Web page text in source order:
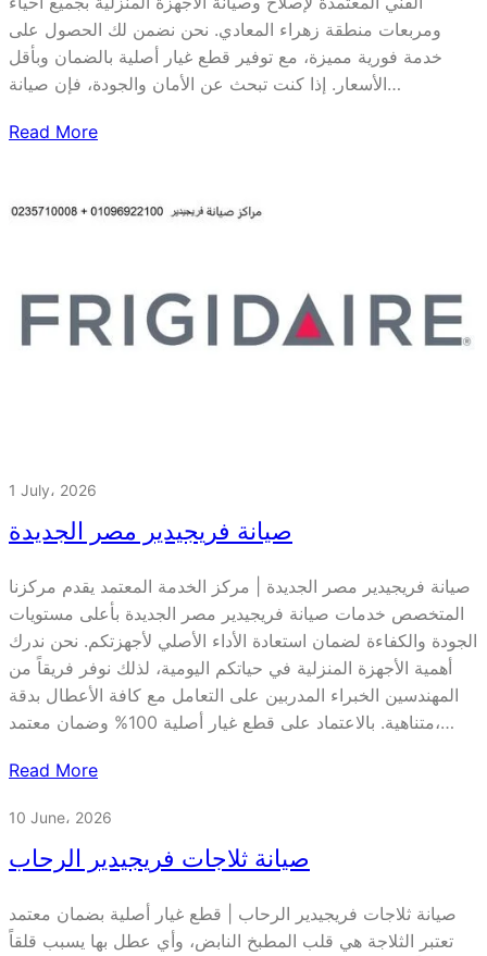
ومربعات منطقة زهراء المعادي. نحن نضمن لك الحصول على
خدمة فورية مميزة، مع توفير قطع غيار أصلية بالضمان وبأقل
الأسعار. إذا كنت تبحث عن الأمان والجودة، فإن صيانة…
Read More
1 July، 2026
صيانة فريجيدير مصر الجديدة
صيانة فريجيدير مصر الجديدة | مركز الخدمة المعتمد يقدم مركزنا
المتخصص خدمات صيانة فريجيدير مصر الجديدة بأعلى مستويات
الجودة والكفاءة لضمان استعادة الأداء الأصلي لأجهزتكم. نحن ندرك
أهمية الأجهزة المنزلية في حياتكم اليومية، لذلك نوفر فريقاً من
المهندسين الخبراء المدربين على التعامل مع كافة الأعطال بدقة
متناهية. بالاعتماد على قطع غيار أصلية 100% وضمان معتمد،…
Read More
10 June، 2026
صيانة ثلاجات فريجيدير الرحاب
صيانة ثلاجات فريجيدير الرحاب | قطع غيار أصلية بضمان معتمد
تعتبر الثلاجة هي قلب المطبخ النابض، وأي عطل بها يسبب قلقاً